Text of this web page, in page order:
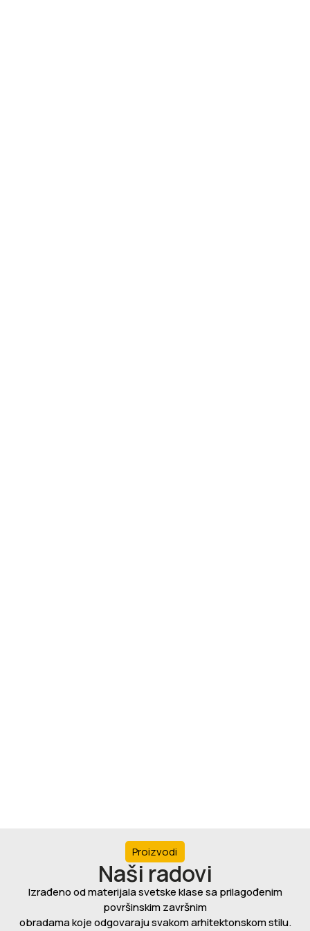
Proizvodi
Naši radovi
Izrađeno od materijala svetske klase sa prilagođenim
površinskim završnim
obradama koje odgovaraju svakom arhitektonskom stilu.